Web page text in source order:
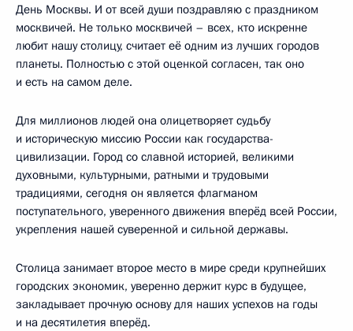
День Москвы. И от всей души поздравляю с праздником
москвичей. Не только москвичей – всех, кто искренне
любит нашу столицу, считает её одним из лучших городов
планеты. Полностью с этой оценкой согласен, так оно
и есть на самом деле.
Для миллионов людей она олицетворяет судьбу
и историческую миссию России как государства-
цивилизации. Город со славной историей, великими
духовными, культурными, ратными и трудовыми
традициями, сегодня он является флагманом
поступательного, уверенного движения вперёд всей России,
укрепления нашей суверенной и сильной державы.
Столица занимает второе место в мире среди крупнейших
городских экономик, уверенно держит курс в будущее,
закладывает прочную основу для наших успехов на годы
и на десятилетия вперёд.